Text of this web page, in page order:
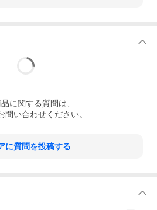
に関する質問は、
問い合わせください。
に質問を投稿する